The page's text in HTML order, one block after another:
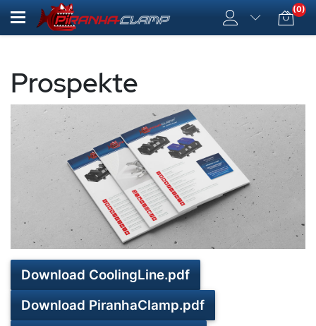
(0)
Prospekte
Download CoolingLine.pdf
Download PiranhaClamp.pdf